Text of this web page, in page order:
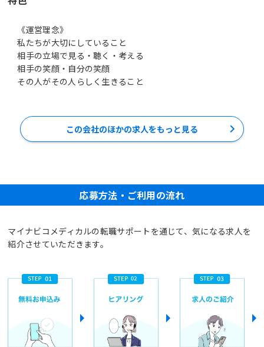
《運営理念》
私たちが大切にしていること
相手の立場で見る・聴く・考える
相手の笑顔・自分の笑顔
この会社のほかの求人をもっと見る
応募方法・ご利用の流れ
マイナビコメディカルの転職サポートを通じて、気になる求人を
紹介させていただきます。